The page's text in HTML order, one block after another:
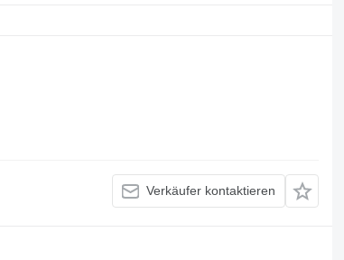
Verkäufer kontaktieren